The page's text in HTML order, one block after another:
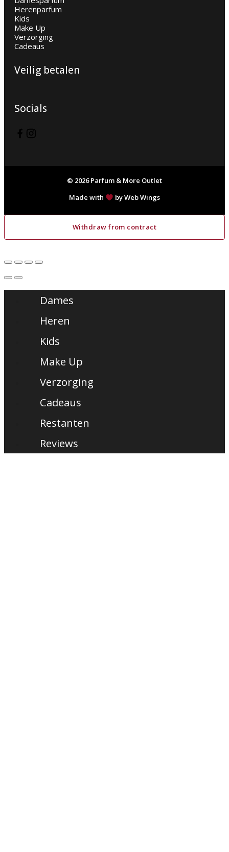
Herenparfum
Kids
Make Up
Verzorging
Cadeaus
Veilig betalen
Socials
© 2026 Parfum & More Outlet
Made with
by Web Wings
Withdraw from contract
Dames
Heren
Kids
Make Up
Verzorging
Cadeaus
Restanten
Reviews